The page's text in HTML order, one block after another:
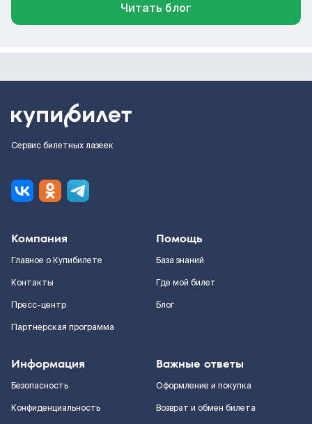
Читать блог
Сервис билетных лазеек
Компания
Главное о Купибилете
Контакты
Пресс-центр
Партнерская программа
Помощь
База знаний
Где мой билет
Блог
Информация
Безопасность
Конфиденциальность
Важные ответы
Оформление и покупка
Возврат и обмен билета